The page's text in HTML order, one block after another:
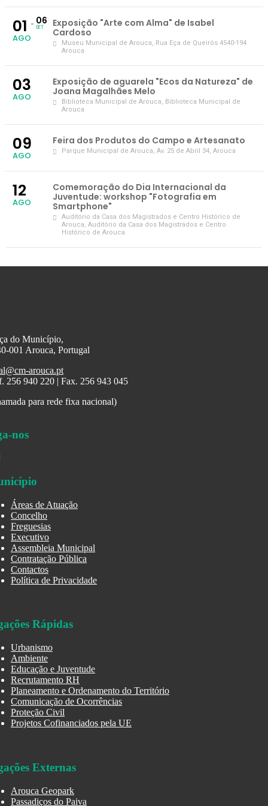
01
AGO
06
SET
Exposição "Arte com Alma" de Isabel
Cardoso
Museu Municipal de Arouca, Rua Eça de Queirós 4540-194
Arouca
03
AGO
Exposição de aguarela "Ecos da Natureza" de
Joana Magalhães Melo
Biblioteca Municipal de Arouca, Biblioteca Municipal de
Arouca
09
AGO
Feira dos Produtos do Campo e Artesanato
Parque Municipal de Arouca, Av. 25 de Abril 34, Arouca
12
AGO
Comemoração do Dia Internacional da
Juventude: workshop "Fotografia em
Smartphone"
Auditório da Casa dos Magistrados e Centro Histórico de
Arouca, Auditório da Casa dos Magistrados e Centro
Histórico de Arouca
do Município,
001 Arouca, Portugal
arouca.pt
256 940 220 | Fax. 256 943 045
para rede fixa nacional)
nos
Áreas de Atuação
Concelho
Freguesias
Executivo
Assembleia Municipal
Contratação Pública
Contactos
Política de Privacidade
Rápidas
Urbanismo
Ambiente
Educação e Juventude
Recrutamento RH
Planeamento e Ordenamento do Território
Comunicação de Ocorrências
Proteção Civil
Projetos Cofinanciados pela UE
Externas
Arouca Geopark
Passadiços do Paiva